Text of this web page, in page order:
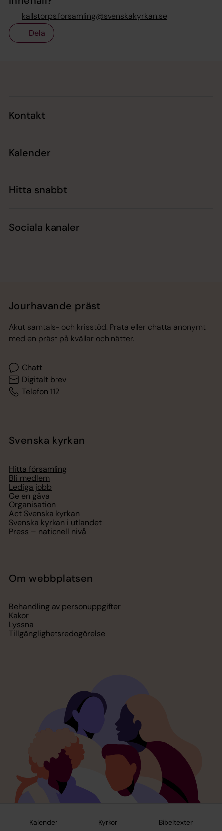
Kalender Kyrkor Bibeltexter
kallstorps.forsamling@svenskakyrkan.se
Dela
Kontakt
Kalender
Hitta snabbt
Sociala kanaler
Jourhavande präst
Akut samtals- och krisstöd. Prata eller chatta anonymt
med en präst på kvällar och nätter.
Chatt
Digitalt brev
Telefon 112
Svenska kyrkan
Hitta församling
Bli medlem
Lediga jobb
Ge en gåva
Organisation
Act Svenska kyrkan
Svenska kyrkan i utlandet
Press – nationell nivå
Om webbplatsen
Behandling av personuppgifter
Kakor
Lyssna
Tillgänglighetsredogörelse